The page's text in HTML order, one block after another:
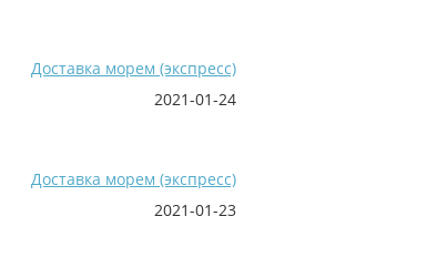
Доставка морем (экспресс)
2021-01-24
Доставка морем (экспресс)
2021-01-23